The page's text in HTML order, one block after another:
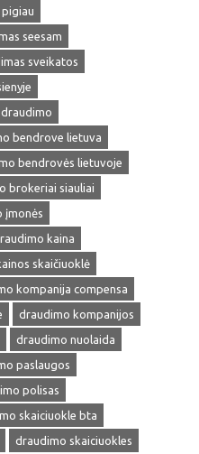
seesam
sveikatos
draudimo
bendrove lietuva
bendrovės lietuvoje
brokeriai siauliai
įmonės
kaina
skaičiuoklė
kompanija compensa
draudimo kompanijos
draudimo nuolaida
paslaugos
polisas
skaiciuokle bta
draudimo skaiciuokles